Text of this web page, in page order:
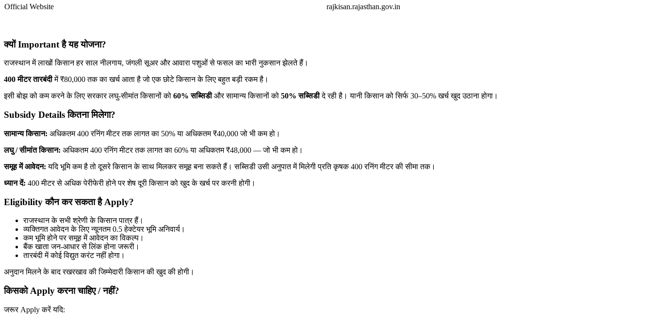
Official Website
rajkisan.rajasthan.gov.in
क्यों Important है यह योजना?
राजस्थान में लाखों किसान हर साल नीलगाय, जंगली सूअर और आवारा पशुओं से फसल का भारी नुकसान झेलते हैं।
400 मीटर तारबंदीमें ₹80,000 तक का खर्च आता है जो एक छोटे किसान के लिए बहुत बड़ी रकम है।
इसी बोझ को कम करने के लिए सरकार लघु-सीमांत किसानों को 60% सब्सिडीऔर सामान्य किसानों को 50% सब्सिडीदे रही है। यानी किसान को सिर्फ 30–50% खर्च खुद उठाना होगा।
Subsidy Details कितना मिलेगा?
सामान्य किसान: अधिकतम 400 रनिंग मीटर तक लागत का 50% या अधिकतम ₹40,000 जो भी कम हो।
लघु / सीमांत किसान: अधिकतम 400 रनिंग मीटर तक लागत का 60% या अधिकतम ₹48,000 — जो भी कम हो।
समूह में आवेदन:यदि भूमि कम है तो दूसरे किसान के साथ मिलकर समूह बना सकते हैं। सब्सिडी उसी अनुपात में मिलेगी प्रति कृषक 400 रनिंग मीटर की सीमा तक।
ध्यान दें: 400 मीटर से अधिक पेरीफेरी होने पर शेष दूरी किसान को खुद के खर्च पर करनी होगी।
Eligibility कौन कर सकता है Apply?
राजस्थान के सभी श्रेणी के किसान पात्र हैं।
व्यक्तिगत आवेदन के लिए न्यूनतम 0.5 हेक्टेयर भूमि अनिवार्य।
कम भूमि होने पर समूह में आवेदन का विकल्प।
बैंक खाता जन-आधार से लिंक होना जरूरी।
तारबंदी में कोई विद्युत करंट नहीं होगा।
अनुदान मिलने के बाद रखरखाव की जिम्मेदारी किसान की खुद की होगी।
किसको Apply करना चाहिए / नहीं?
जरूर Apply करें यदि: